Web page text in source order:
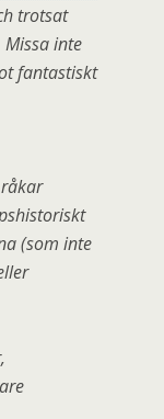
trotsat
inte
fantastiskt
(som inte